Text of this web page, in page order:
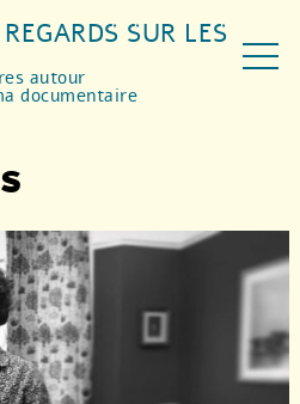
SUR LES
autour
documentaire